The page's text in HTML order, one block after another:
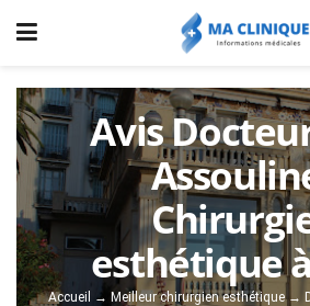
Avis
esthétique
Accueil → Meilleur chirurgien esthétique→